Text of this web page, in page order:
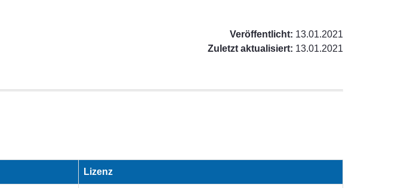
Veröffentlicht: 13.01.2021
Zuletzt aktualisiert: 13.01.2021
Lizenz